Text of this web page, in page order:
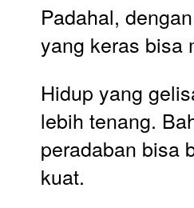
Padahal,
yang keras bisa
Hidup yang
lebih tenang.
peradaban bisa
kuat.